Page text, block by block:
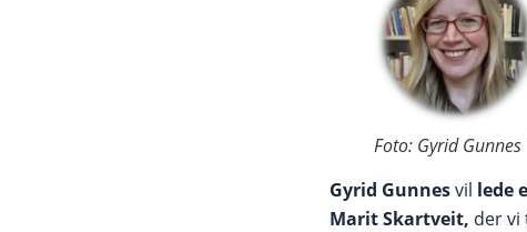
Foto: Gyrid Gunnes
Gyrid Gunnesvil lede
Marit Skartveit, der vi